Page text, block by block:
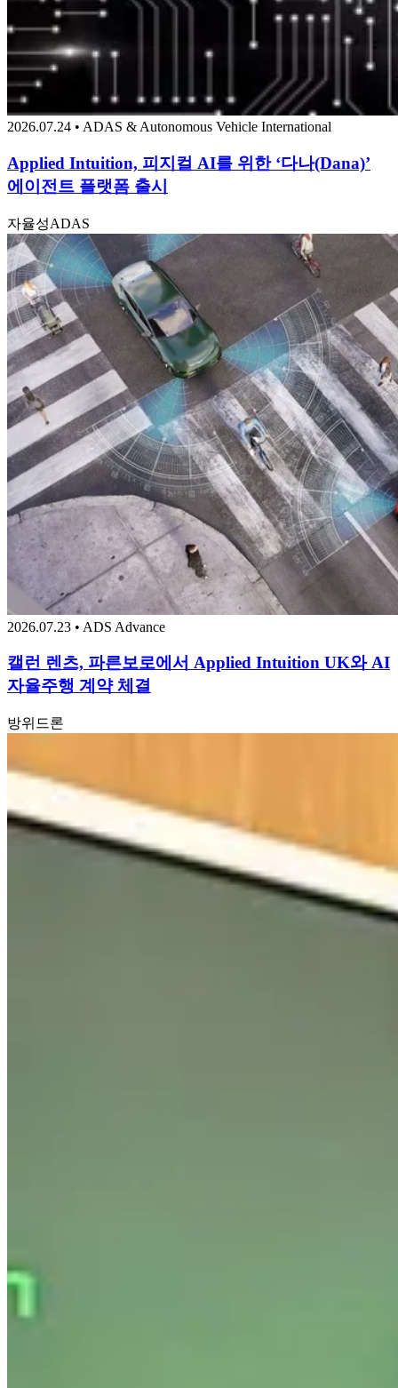
2026.07.24 • ADAS & Autonomous Vehicle International
Applied Intuition, 피지컬 AI를 위한 ‘다나(Dana)’
에이전트 플랫폼 출시
자율성ADAS
2026.07.23 • ADS Advance
캘런 렌츠, 파른보로에서 Applied Intuition UK와 AI
자율주행 계약 체결
방위 드론